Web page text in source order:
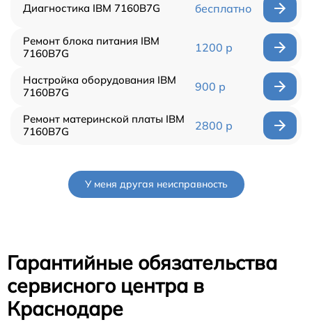
Диагностика IBM 7160B7G бесплатно
Ремонт блока питания IBM
7160B7G
1200 р
Настройка оборудования IBM
7160B7G
900 р
Ремонт материнской платы IBM
7160B7G
2800 р
У меня другая неисправность
Гарантийные обязательства
сервисного центра в
Краснодаре